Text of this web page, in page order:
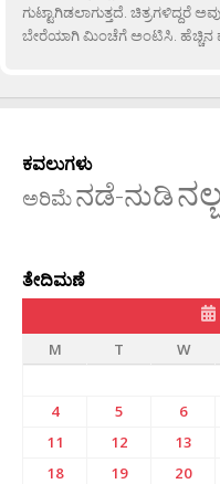
ಗುಟ್ಟಾಗಿಡಲಾಗುತ್ತದೆ. ಚಿತ್ರಗಳಿದ್ದರೆ
ಬೇರೆಯಾಗಿ ಮಿಂಚೆಗೆ ಅಂಟಿಸಿ. ಹೆಚ್ಚಿನ
ಕವಲುಗಳು
ಅರಿಮೆನಡೆ-ನುಡಿ
ತೇದಿಮಣೆ
M
T W
4
5 6
11
12 13
18
19 20